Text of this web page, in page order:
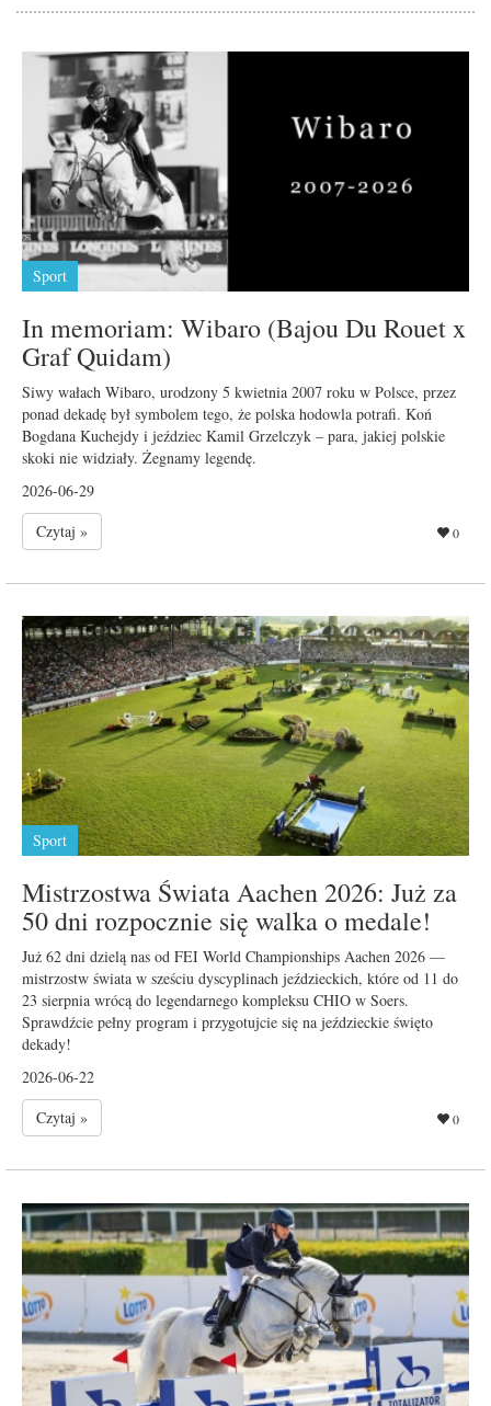
Sport
In memoriam: Wibaro (Bajou Du Rouet x
Graf Quidam)
Siwy wałach Wibaro, urodzony 5 kwietnia 2007 roku w Polsce, przez
ponad dekadę był symbolem tego, że polska hodowla potrafi. Koń
Bogdana Kuchejdy i jeździec Kamil Grzelczyk – para, jakiej polskie
skoki nie widziały. Żegnamy legendę.
2026-06-29
Czytaj »
0
Sport
Mistrzostwa Świata Aachen 2026: Już za
50 dni rozpocznie się walka o medale!
Już 62 dni dzielą nas od FEI World Championships Aachen 2026 —
mistrzostw świata w sześciu dyscyplinach jeździeckich, które od 11 do
23 sierpnia wrócą do legendarnego kompleksu CHIO w Soers.
Sprawdźcie pełny program i przygotujcie się na jeździeckie święto
dekady!
2026-06-22
Czytaj »
0